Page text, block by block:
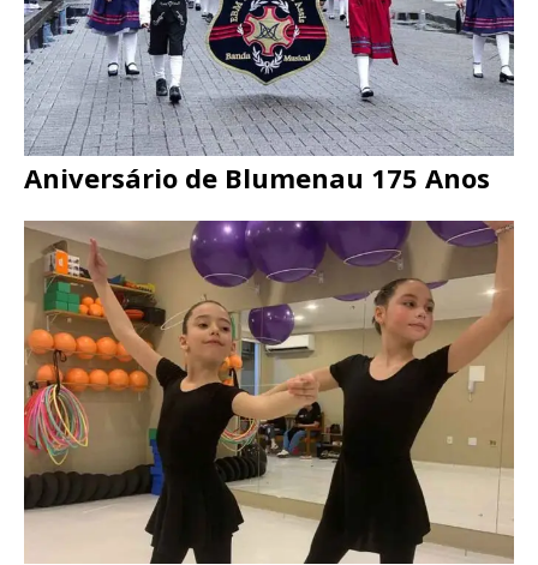
Aniversário de Blumenau 175 Anos